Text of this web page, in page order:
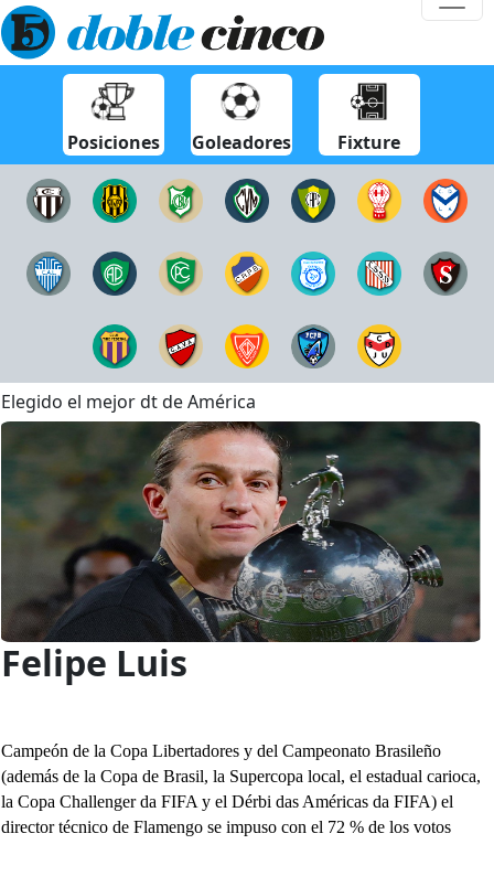
Posiciones Goleadores Fixture
Elegido el mejor dt de América
Felipe Luis
Campeón de la Copa Libertadores y del Campeonato Brasileño
(además de la Copa de Brasil, la Supercopa local, el estadual carioca,
la Copa Challenger da FIFA y el Dérbi das Américas da FIFA) el
director técnico de Flamengo se impuso con el 72 % de los votos